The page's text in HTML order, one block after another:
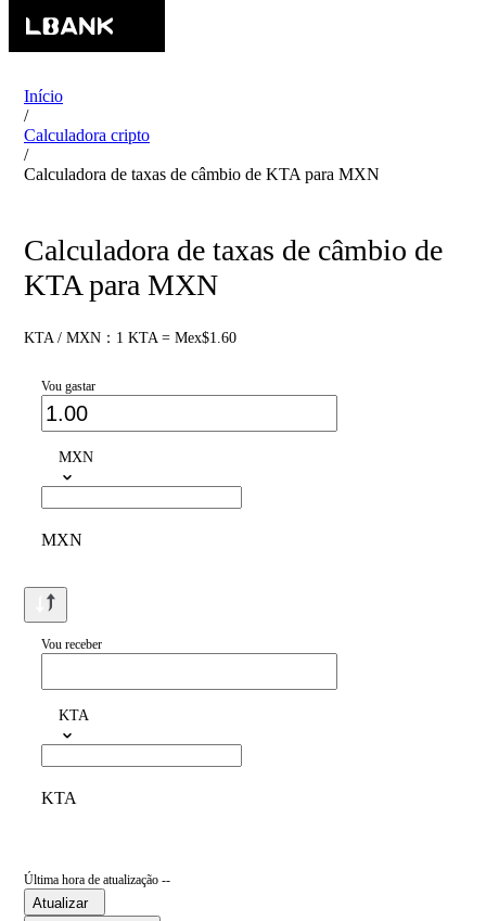
Início
/
Calculadora cripto
/
Calculadora de taxas de câmbio de KTA para MXN
Calculadora de taxas de câmbio de
KTA para MXN
KTA / MXN：1 KTA = Mex$1.60
Vou gastar
MXN
MXN
Vou receber
KTA
KTA
Última hora de atualização --
Atualizar